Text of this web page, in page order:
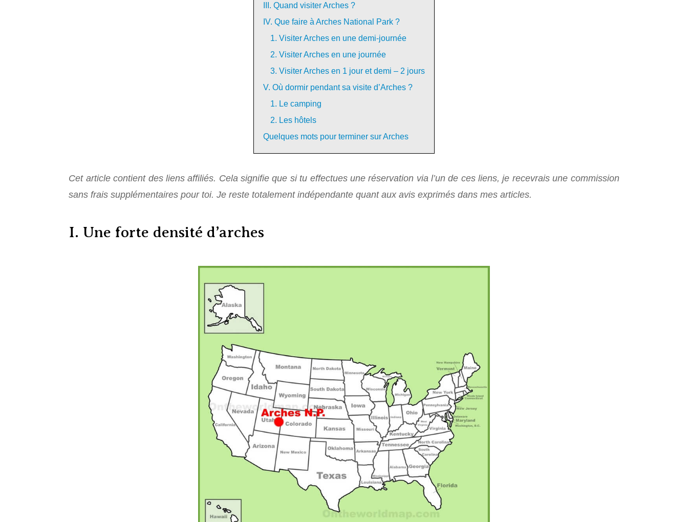
III. Quand visiter Arches ?
IV. Que faire à Arches National Park ?
1. Visiter Arches en une demi-journée
2. Visiter Arches en une journée
3. Visiter Arches en 1 jour et demi – 2 jours
V. Où dormir pendant sa visite d’Arches ?
1. Le camping
2. Les hôtels
Quelques mots pour terminer sur Arches
Cet article contient des liens affiliés. Cela signifie que si tu effectues une réservation via l’un de ces liens, je recevrais une commission
sans frais supplémentaires pour toi. Je reste totalement indépendante quant aux avis exprimés dans mes articles.
I. Une forte densité d’arches